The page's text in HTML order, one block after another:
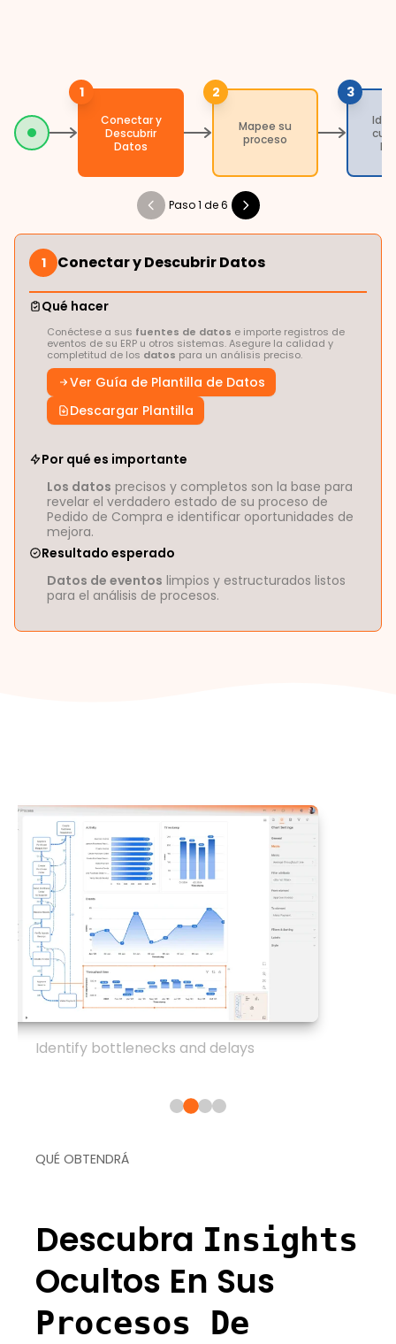
1
Conectar y
Descubrir
Datos
2
Mapee su
proceso
3
Paso 1 de 6
1 Conectar y Descubrir Datos
Qué hacer
Conéctese a sus fuentes de datos e importe registros de
eventos de su ERP u otros sistemas. Asegure la calidad y
completitud de los datos para un análisis preciso.
Ver Guía de Plantilla de Datos
Descargar Plantilla
Por qué es importante
Los datos precisos y completos son la base para
revelar el verdadero estado de su proceso de
Pedido de Compra e identificar oportunidades de
mejora.
Resultado esperado
Datos de eventos limpios y estructurados listos
para el análisis de procesos.
QUÉ OBTENDRÁ
Descubra Insights
Ocultos En Sus
Procesos De
Identify bottlenecks and delays